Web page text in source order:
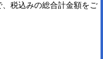
税込みの総合計金額をご